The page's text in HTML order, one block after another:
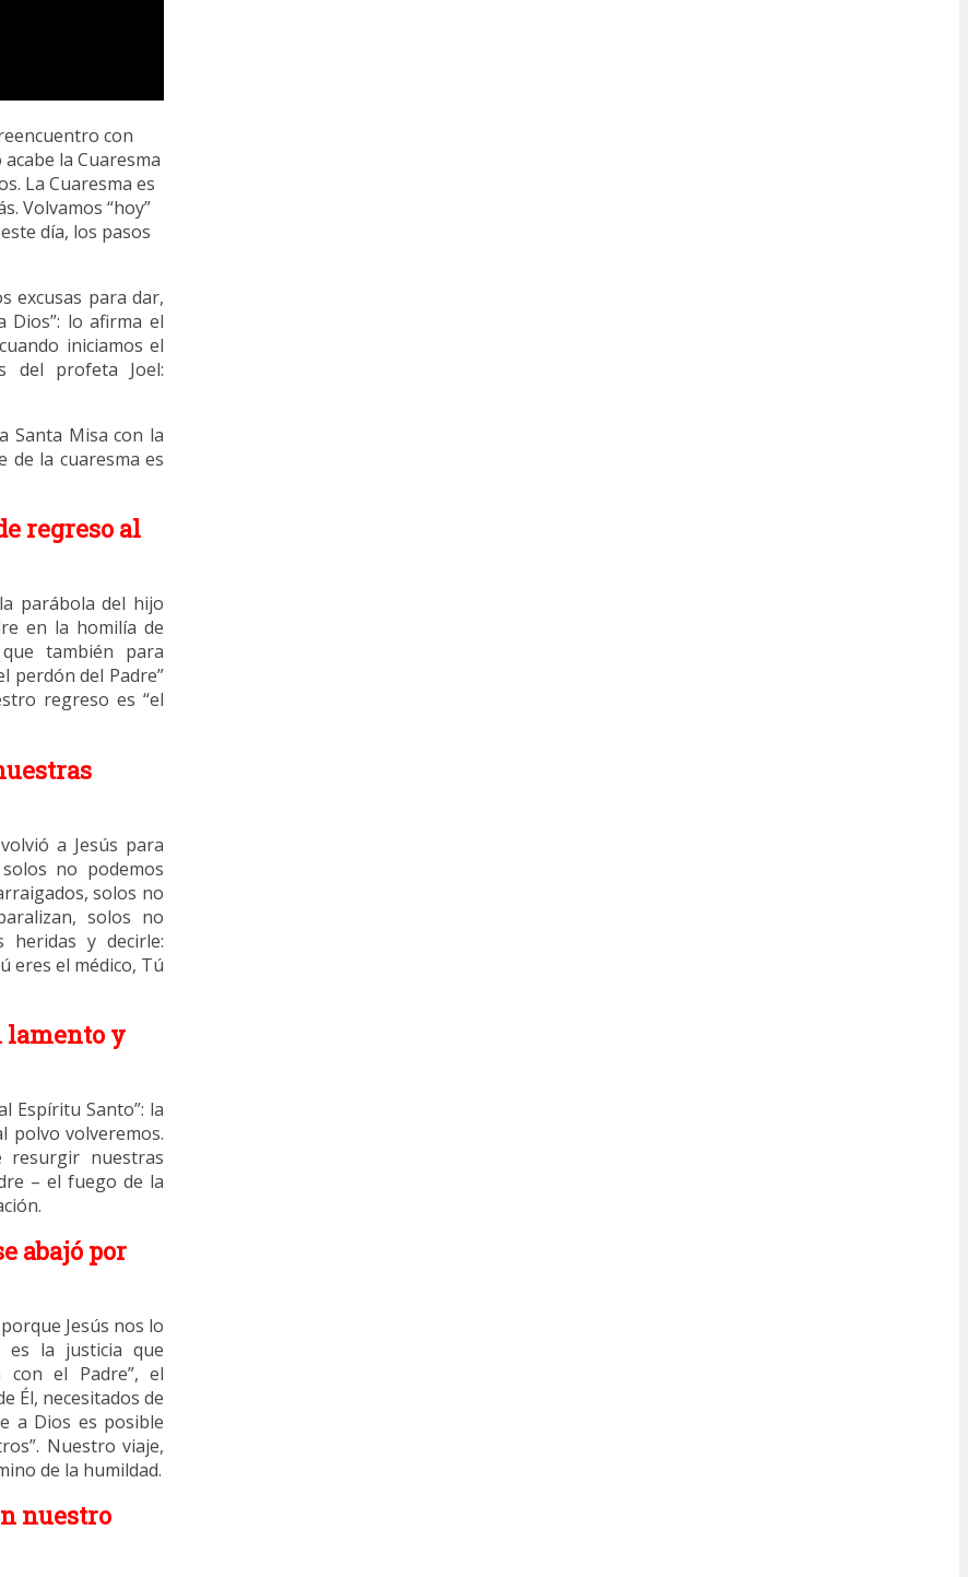
con
la Cuaresma
La Cuaresma es
Volvamos “hoy”
día, los pasos
excusas para dar,
lo afirma el
iniciamos el
del profeta Joel:
Santa Misa con la
de la cuaresma es
regreso al
parábola del hijo
en la homilía de
también para
perdón del Padre”
regreso es “el
a Jesús para
no podemos
solos no
solos no
heridas y decirle:
eres el médico, Tú
lamento y
Espíritu Santo”: la
polvo volveremos.
resurgir nuestras
– el fuego de la
abajó por
Jesús nos lo
es la justicia que
con el Padre”, el
Él, necesitados de
a Dios es posible
Nuestro viaje,
de la humildad.
nuestro